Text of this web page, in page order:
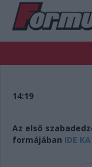
FORMULA
PODCAST
14:19
Az első
formájában IDE